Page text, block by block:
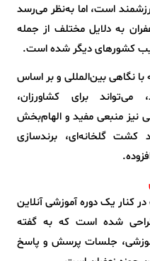
است، اما به‌نظر می‌رسد
به دلایل مختلف از جمله
کشورهای دیگر شده است.
نگاهی بین‌المللی و بر اساس
برای کشاورزان،
نیز منبعی مفید و الهام‌بخش
کشت گلخانه‌ای، برندسازی
کنار یک دوره آموزشی آنلاین
شده است که به گفته
آن، شامل 8 ماژول آموزشی، جلسات پرسش و پاسخ